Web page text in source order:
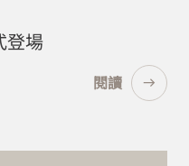
登場
閱讀